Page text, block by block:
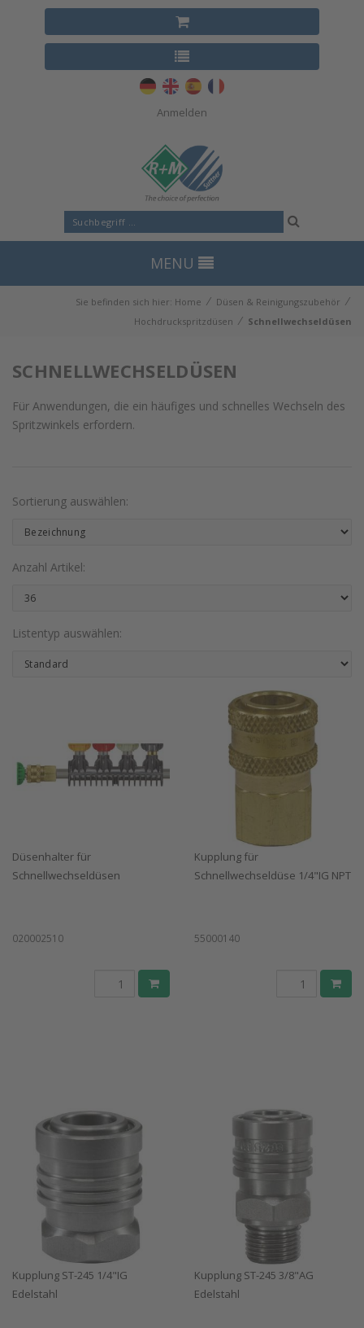
Anmelden
MENU
Sie befinden sich hier: Home ⁄ Düsen & Reinigungszubehör ⁄
Hochdruckspritzdüsen ⁄ Schnellwechseldüsen
SCHNELLWECHSELDÜSEN
Für Anwendungen, die ein häufiges und schnelles Wechseln des
Spritzwinkels erfordern.
Sortierung auswählen:
Anzahl Artikel:
Listentyp auswählen:
Düsenhalter für
Schnellwechseldüsen
020002510
Kupplung für
Schnellwechseldüse 1/4"IG NPT
55000140
Kupplung ST-245 1/4"IG
Edelstahl
Kupplung ST-245 3/8"AG
Edelstahl